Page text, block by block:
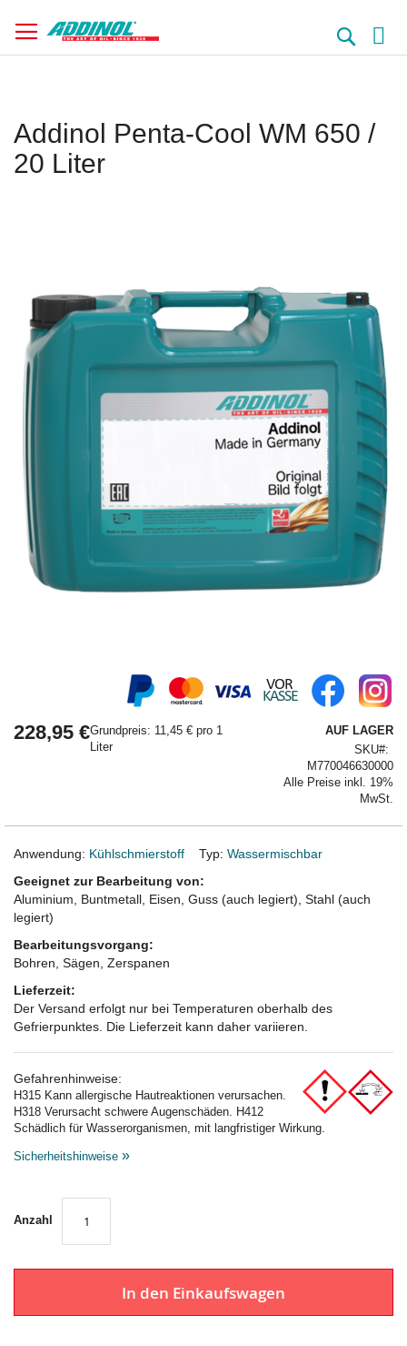
zum
Inhalt
Suche
Addinol Penta-Cool WM 650 /
20 Liter
228,95 €Grundpreis: 11,45 € pro 1
Liter
AUF LAGER
SKU
M770046630000
Alle Preise inkl. 19%
MwSt.
Anwendung: Kühlschmierstoff Typ: Wassermischbar
Geeignet zur Bearbeitung von:
Aluminium, Buntmetall, Eisen, Guss (auch legiert), Stahl (auch
legiert)
Bearbeitungsvorgang:
Bohren, Sägen, Zerspanen
Lieferzeit:
Der Versand erfolgt nur bei Temperaturen oberhalb des
Gefrierpunktes. Die Lieferzeit kann daher variieren.
Gefahrenhinweise:
H315 Kann allergische Hautreaktionen verursachen.
H318 Verursacht schwere Augenschäden. H412
Schädlich für Wasserorganismen, mit langfristiger Wirkung.
Sicherheitshinweise »
Anzahl
In den Einkaufswagen
der
Bildergalerie